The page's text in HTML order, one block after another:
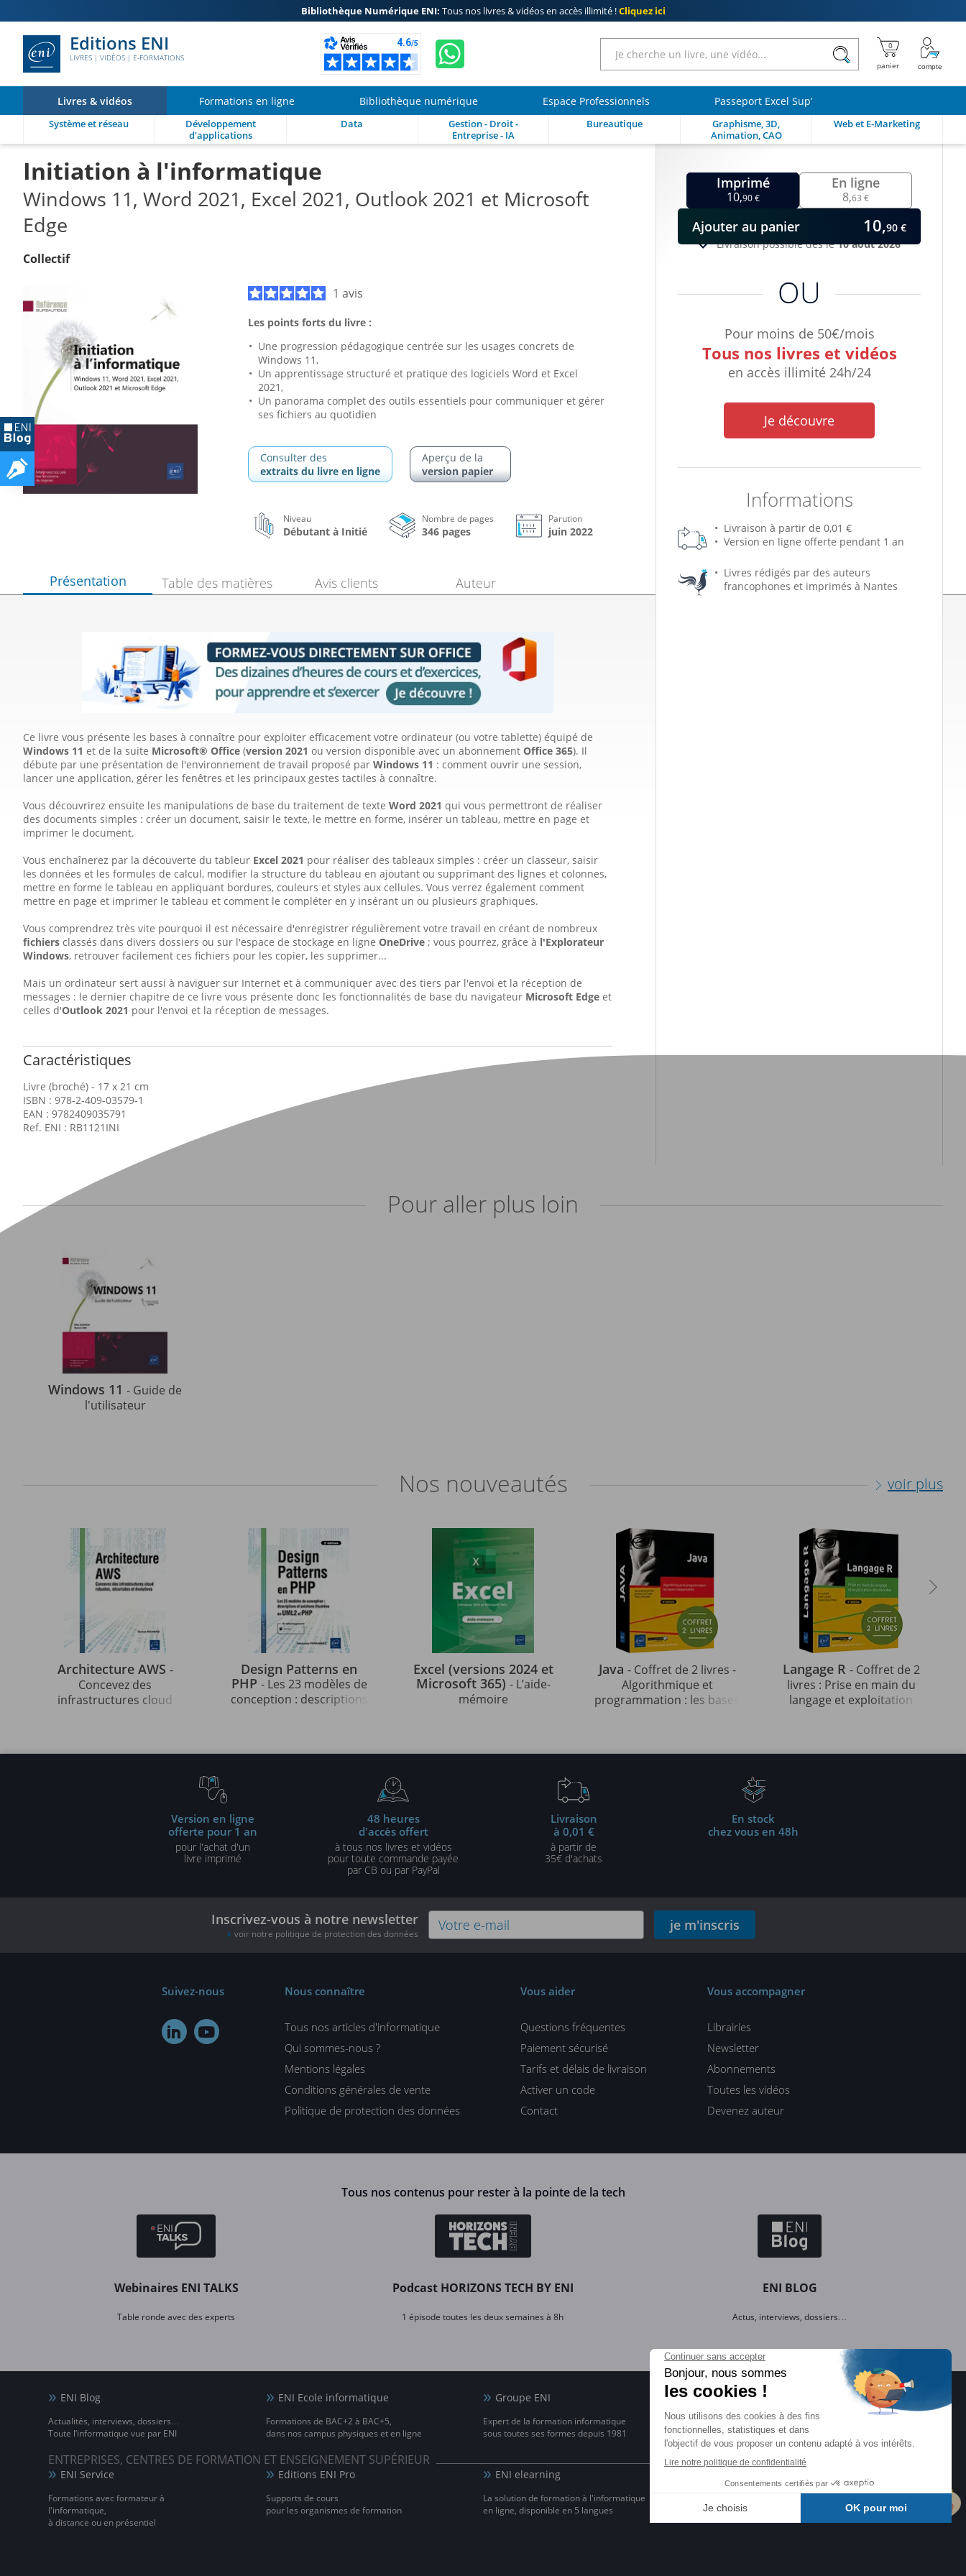
Bibliothèque Numérique ENI: Tous nos livres & vidéos en accès illimité !Cliquez ici
Editions ENI
LIVRES | VIDÉOS | E-FORMATIONS
Livres & vidéos Formations en ligne Bibliothèque numérique Espace Professionnels Passeport Excel Sup’
Système et réseau
Développement
d'applications
Data
Gestion - Droit -
Entreprise - IA
Bureautique
Graphisme, 3D,
Animation, CAO
Web et E-Marketing
Initiation à l'informatique
Windows 11, Word 2021, Excel 2021, Outlook 2021 et Microsoft
Edge
Collectif
1 avis
Imprimé
10,90 €
OU
Pour moins de 50€/mois
Tous nos livres et vidéos
en accès illimité 24h/24
Je découvre
Informations
Livraison possible dès le10 août 2026
Livraison à partir de 0,01 €
Version en ligne offerte pendant 1 an
Livres rédigés par des auteurs
francophones et imprimés à Nantes
En ligne
8,63 €
Ajouter au panier 10,90 €
Les points forts du livre :
Une progression pédagogique centrée sur les usages concrets de
Windows 11,
Un apprentissage structuré et pratique des logiciels Word et Excel
2021,
Un panorama complet des outils essentiels pour communiquer et gérer
ses fichiers au quotidien
Consulter des
extraits du livre en ligne
Aperçu de la
version papier
Niveau
Débutant à Initié
Nombre de pages
346 pages
Parution
juin 2022
Présentation
Ce livre vous présente les bases à connaître pour exploiter efficacement votre ordinateur (ou votre tablette) équipé de
Windows 11 et de la suite Microsoft® Office (version 2021 ou version disponible avec un abonnement Office 365). Il
débute par une présentation de l'environnement de travail proposé par Windows 11 : comment ouvrir une session,
lancer une application, gérer les fenêtres et les principaux gestes tactiles à connaître.
Vous découvrirez ensuite les manipulations de base du traitement de texte Word 2021 qui vous permettront de réaliser
des documents simples : créer un document, saisir le texte, le mettre en forme, insérer un tableau, mettre en page et
imprimer le document.
Vous enchaînerez par la découverte du tableur Excel 2021 pour réaliser des tableaux simples : créer un classeur, saisir
les données et les formules de calcul, modifier la structure du tableau en ajoutant ou supprimant des lignes et colonnes,
mettre en forme le tableau en appliquant bordures, couleurs et styles aux cellules. Vous verrez également comment
mettre en page et imprimer le tableau et comment le compléter en y insérant un ou plusieurs graphiques.
Vous comprendrez très vite pourquoi il est nécessaire d'enregistrer régulièrement votre travail en créant de nombreux
fichiers classés dans divers dossiers ou sur l'espace de stockage en ligne OneDrive ; vous pourrez, grâce à l'Explorateur
Windows, retrouver facilement ces fichiers pour les copier, les supprimer...
Mais un ordinateur sert aussi à naviguer sur Internet et à communiquer avec des tiers par l'envoi et la réception de
messages : le dernier chapitre de ce livre vous présente donc les fonctionnalités de base du navigateur Microsoft Edge et
celles d'Outlook 2021 pour l'envoi et la réception de messages.
Caractéristiques
Livre (broché) - 17 x 21 cm
ISBN : 978-2-409-03579-1
EAN : 9782409035791
Ref. ENI : RB1121INI
Table des matières Avis clients Auteur
Pour aller plus loin
Windows 11 - Guide de
l'utilisateur
Nos nouveautés voir plus
Architecture AWS -
Concevez des
infrastructures cloud
Design Patterns en
PHP - Les 23 modèles de
conception : descriptions
Excel (versions 2024 et
Microsoft 365) - L’aide-
mémoire
Java - Coffret de 2 livres -
Algorithmique et
programmation : les bases
Langage R - Coffret de 2
livres : Prise en main du
langage et exploitation
Version en ligne
offerte pour 1 an
pour l'achat d'un
livre imprimé
48 heures
d'accès offert
à tous nos livres et vidéos
pour toute commande payée
par CB ou par PayPal
Livraison
à 0,01 €
à partir de
35€ d'achats
En stock
chez vous en 48h
Inscrivez-vous à notre newsletter
voir notre politique de protection des données je m'inscris
Suivez-nous
 
Nous connaître
Tous nos articles d'informatique
Qui sommes-nous ?
Mentions légales
Conditions générales de vente
Politique de protection des données
Vous aider
Questions fréquentes
Paiement sécurisé
Tarifs et délais de livraison
Activer un code
Contact
Vous accompagner
Librairies
Newsletter
Abonnements
Toutes les vidéos
Devenez auteur
Tous nos contenus pour rester à la pointe de la tech
Webinaires ENI TALKS
Table ronde avec des experts
Podcast HORIZONS TECH BY ENI
1 épisode toutes les deux semaines à 8h
ENI BLOG
Actus, interviews, dossiers…
ENI Blog
Actualités, interviews, dossiers…
Toute l’informatique vue par ENI
ENI Ecole informatique
Formations de BAC+2 à BAC+5,
dans nos campus physiques et en ligne
Groupe ENI
Expert de la formation informatique
sous toutes ses formes depuis 1981
ENTREPRISES, CENTRES DE FORMATION ET ENSEIGNEMENT SUPÉRIEUR
ENI Service
Formations avec formateur à
l'informatique,
à distance ou en présentiel
Editions ENI Pro
Supports de cours
pour les organismes de formation
ENI elearning
La solution de formation à l'informatique
en ligne, disponible en 5 langues
éligibles CPF et reconnues par l'État